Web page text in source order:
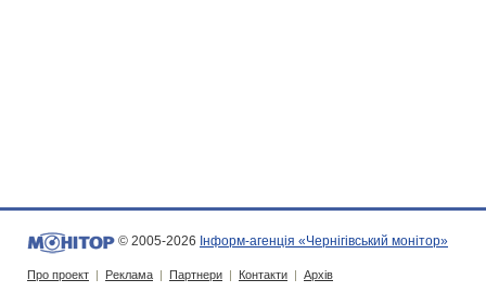
© 2005-2026 Інформ-агенція «Чернігівський монітор»
Про проект | Реклама | Партнери | Контакти | Архів